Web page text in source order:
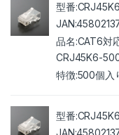
CAT6対
CRJ45K6-
500個入